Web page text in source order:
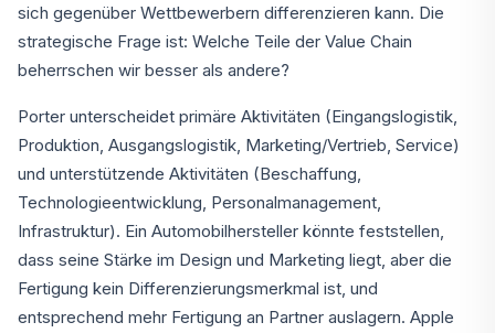
sich gegenüber Wettbewerbern differenzieren kann. Die
strategische Frage ist: Welche Teile der Value Chain
beherrschen wir besser als andere?
Porter unterscheidet primäre Aktivitäten (Eingangslogistik,
Produktion, Ausgangslogistik, Marketing/Vertrieb, Service)
und unterstützende Aktivitäten (Beschaffung,
Technologieentwicklung, Personalmanagement,
Infrastruktur). Ein Automobilhersteller könnte feststellen,
dass seine Stärke im Design und Marketing liegt, aber die
Fertigung kein Differenzierungsmerkmal ist, und
entsprechend mehr Fertigung an Partner auslagern. Apple